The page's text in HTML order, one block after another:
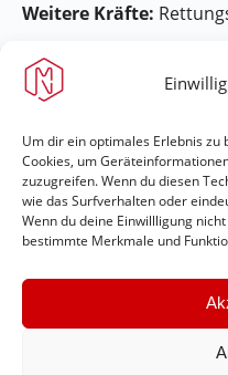
Um dir ein optimales Erlebnis zu
Cookies, um
zuzugreifen. Wenn du diesen
wie das Surfverhalten oder
Wenn du deine Einwillligung
bestimmte Merkmale und
Weitere Kräfte:
Feuerwehr Maring-
#immerda